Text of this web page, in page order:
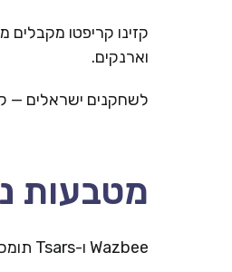
קזינו קריפטו
וארנקים.
לשחקנים ישראלים —
מטבעות
Wazbee ו-Tsars תומכים בקריפטו עם משיכות מהירות.